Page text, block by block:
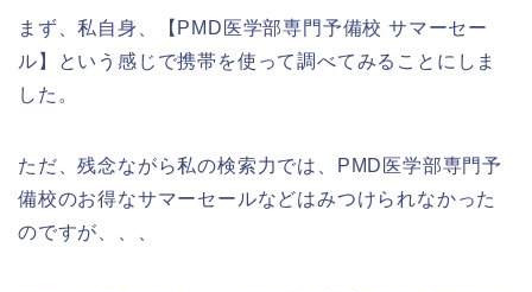
まず、私自身、【PMD医学部専門予備校 サマーセー
ル】という感じで携帯を使って調べてみることにしま
した。
ただ、残念ながら私の検索力では、PMD医学部専門予
備校のお得なサマーセールなどはみつけられなかった
のですが、、、